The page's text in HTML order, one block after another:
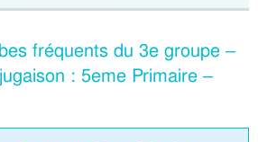
fréquents du 3e groupe –
: 5eme Primaire –